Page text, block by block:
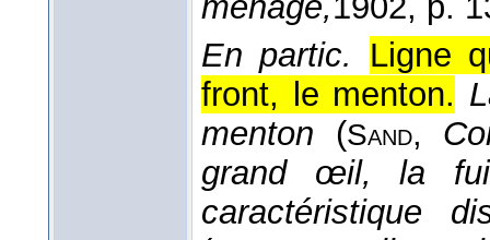
En partic.
Ligne
front, le menton.
menton (Sand,
grand œil, la
caractéristique